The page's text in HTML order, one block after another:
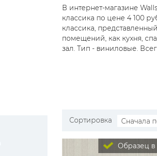
Скандинавский стиль
РИСУНОК
Граффити
Карта
С
В интернет-магазине
классика по цене 4 100
классика,
помещений, как кухня,
зал. Тип - виниловые.
Сортировка Сначала
Образец в